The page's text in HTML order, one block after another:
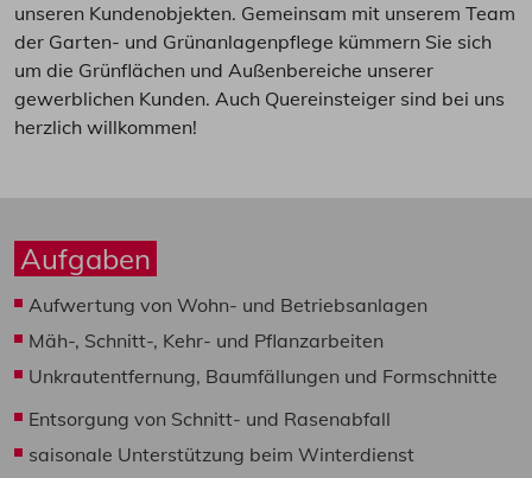
unseren Kundenobjekten. Gemeinsam mit unserem Team
der Garten- und Grünanlagenpflege kümmern Sie sich
um die Grünflächen und Außenbereiche unserer
gewerblichen Kunden. Auch Quereinsteiger sind bei uns
herzlich willkommen!
Aufgaben
Aufwertung von Wohn- und Betriebsanlagen
Mäh-, Schnitt-, Kehr- und Pflanzarbeiten
Unkrautentfernung, Baumfällungen und Formschnitte
Entsorgung von Schnitt- und Rasenabfall
saisonale Unterstützung beim Winterdienst